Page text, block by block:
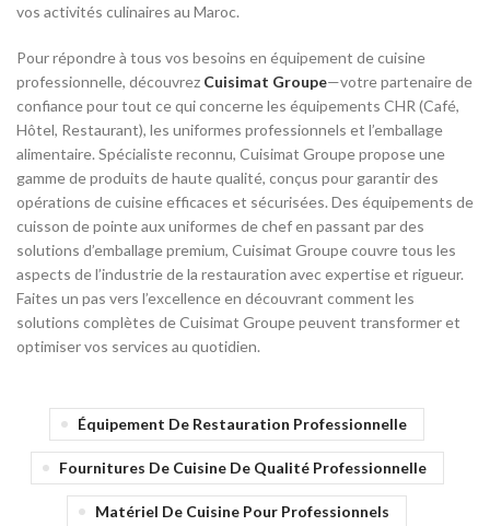
vos activités culinaires au Maroc.
Pour répondre à tous vos besoins en équipement de cuisine
professionnelle, découvrez Cuisimat Groupe—votre partenaire de
confiance pour tout ce qui concerne les équipements CHR (Café,
Hôtel, Restaurant), les uniformes professionnels et l’emballage
alimentaire. Spécialiste reconnu, Cuisimat Groupe propose une
gamme de produits de haute qualité, conçus pour garantir des
opérations de cuisine efficaces et sécurisées. Des équipements de
cuisson de pointe aux uniformes de chef en passant par des
solutions d’emballage premium, Cuisimat Groupe couvre tous les
aspects de l’industrie de la restauration avec expertise et rigueur.
Faites un pas vers l’excellence en découvrant comment les
solutions complètes de Cuisimat Groupe peuvent transformer et
optimiser vos services au quotidien.
Équipement De Restauration Professionnelle
Fournitures De Cuisine De Qualité Professionnelle
Matériel De Cuisine Pour Professionnels